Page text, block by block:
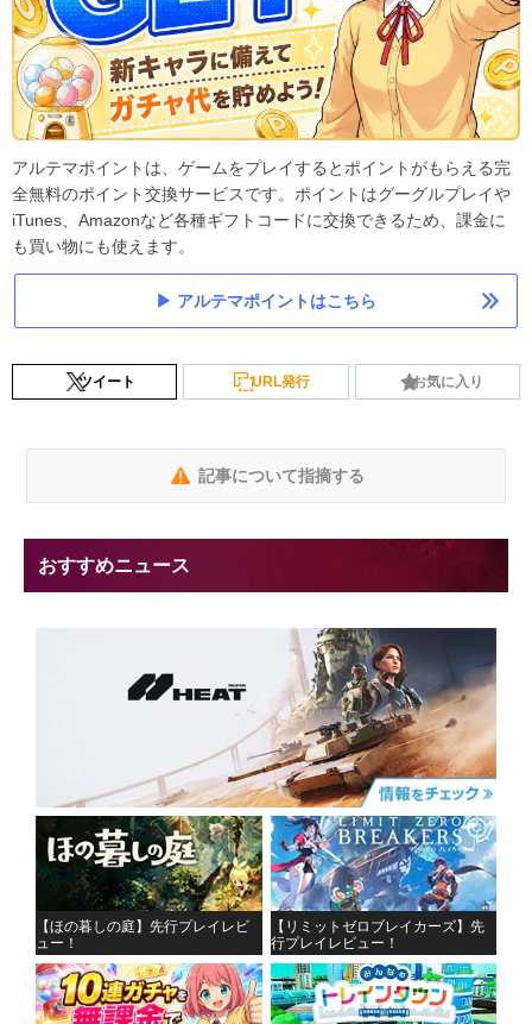
アルテマポイントは、ゲームをプレイするとポイントがもらえる完
全無料のポイント交換サービスです。ポイントはグーグルプレイや
iTunes、Amazonなど各種ギフトコードに交換できるため、課金に
も買い物にも使えます。
アルテマポイントはこちら
ツイート URL発行 お気に入り
記事について指摘する
おすすめニュース
【ほの暮しの庭】先行プレイレビ
ュー！
【リミットゼロブレイカーズ】先
行プレイレビュー！